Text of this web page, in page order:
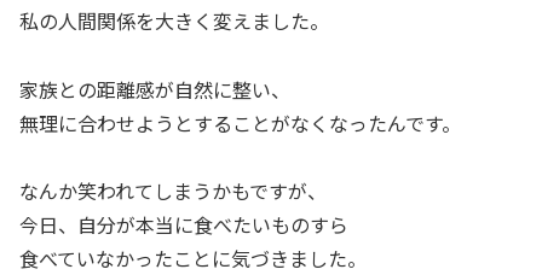
私の人間関係を大きく変えました。
家族との距離感が自然に整い、
無理に合わせようとすることがなくなったんです。
なんか笑われてしまうかもですが、
今日、自分が本当に食べたいものすら
食べていなかったことに気づきました。